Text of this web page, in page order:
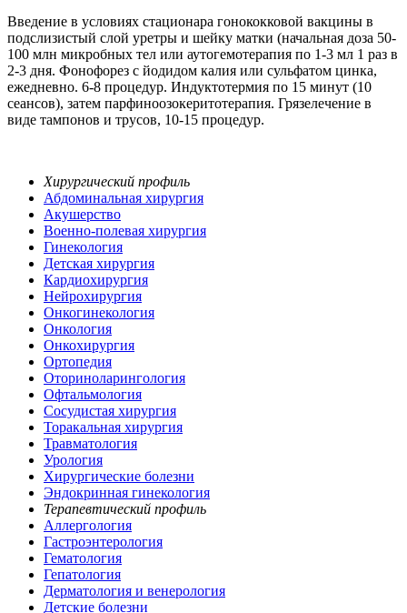
Введение в условиях стационара гонококковой вакцины в
подслизистый слой уретры и шейку матки (начальная доза 50-
100 млн микробных тел или аутогемотерапия по 1-3 мл 1 раз в
2-3 дня. Фонофорез с йодидом калия или сульфатом цинка,
ежедневно. 6-8 процедур. Индуктотермия по 15 минут (10
сеансов), затем парфиноозокеритотерапия. Грязелечение в
виде тампонов и трусов, 10-15 процедур.
Хирургический профиль
Абдоминальная хирургия
Акушерство
Военно-полевая хирургия
Гинекология
Детская хирургия
Кардиохирургия
Нейрохирургия
Онкогинекология
Онкология
Онкохирургия
Ортопедия
Оториноларингология
Офтальмология
Сосудистая хирургия
Торакальная хирургия
Травматология
Урология
Хирургические болезни
Эндокринная гинекология
Терапевтический профиль
Аллергология
Гастроэнтерология
Гематология
Гепатология
Дерматология и венерология
Детские болезни